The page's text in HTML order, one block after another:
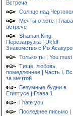
Встреча
Солнце над
Мечты о лете |
встрече
Shaman King.
Перезагрузка | Ukfdf
Знакомство с Йо
Только ты | You must
Тише, любовь,
помедленнее | Часть I.
за мечтой
Безумные будни в
Египтусе | Глава 1
I hate you
Последнее письмо | I